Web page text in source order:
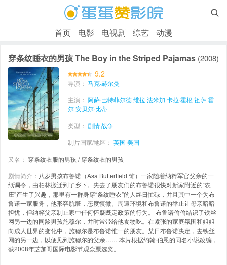

首页 电影 电视剧 综艺 动漫
穿条纹睡衣的男孩 The Boy in the Striped Pajamas (2008)
9.2
导演： 马克·赫尔曼
主演： 阿萨·巴特菲尔德维拉·法米加 卡拉·霍根 祖萨·霍
尔安贝尔·比蒂
类型： 剧情战争
制片国家/地区： 英国 美国
又名： 穿条纹衣服的男孩 / 穿条纹衣的男孩
剧情简介： 八岁男孩布鲁诺（Asa Butterfield 饰）一家随着纳粹军官父亲的一
纸调令，由柏林搬迁到了乡下。失去了朋友们的布鲁诺很快对新家附近的“农
庄”产生了兴趣，那里有一群身穿“条纹睡衣”的人终日忙碌，并且其中一个为布
鲁诺一家服务，他形容肮脏，态度慎微。周遭环境和布鲁诺的举止让母亲暗暗
担忧，但纳粹父亲制止家中任何怀疑既定政策的行为。 布鲁诺偷偷结识了铁丝
网另一边的同龄男孩施穆尔，并时常带给他食物吃。在紧张的家庭氛围和姐姐
向成人世界的变化中，施穆尔是布鲁诺惟一的朋友。某日布鲁诺决定，去铁丝
网的另一边，以便见到施穆尔的父亲…… 本片根据约翰·伯恩的同名小说改编，
获2008年芝加哥国际电影节观众票选奖。